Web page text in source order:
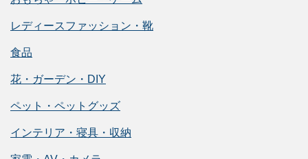
レディースファッション・靴
食品
花・ガーデン・DIY
ペット・ペットグッズ
インテリア・寝具・収納